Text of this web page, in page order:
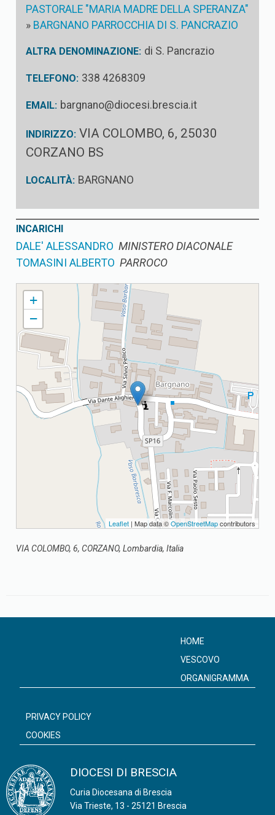
PASTORALE "MARIA MADRE DELLA SPERANZA"
» BARGNANO PARROCCHIA DI S. PANCRAZIO
ALTRA DENOMINAZIONE: di S. Pancrazio
TELEFONO: 338 4268309
EMAIL: bargnano@diocesi.brescia.it
INDIRIZZO: VIA COLOMBO, 6, 25030
CORZANO BS
LOCALITÀ: BARGNANO
INCARICHI
DALE' ALESSANDRO MINISTERO DIACONALE
TOMASINI ALBERTO PARROCO
BARGNANO PARROCCHIA DI S. PANCRAZIO
+
−
Leaflet | Map data ©OpenStreetMapcontributors
VIA COLOMBO, 6, CORZANO, Lombardia, Italia
DIOCESI DI BRESCIA
Curia Diocesana di Brescia
Via Trieste, 13 - 25121 Brescia
HOME
VESCOVO
ORGANIGRAMMA
PRIVACY POLICY
COOKIES